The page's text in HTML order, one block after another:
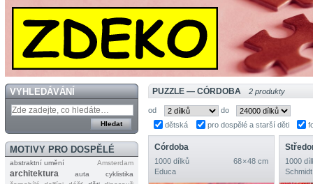
VYHLEDÁVÁNÍ
MOTIVY PRO DOSPĚLÉ
abstraktní umění Amsterdam
architektura auta
cyklistika
PUZZLE — CÓRDOBA 2 produkty
od
do
dětská
pro dospělé a starší děti
Córdoba
1000 dílků
68 × 48 cm
Educa
1000
Schmidt